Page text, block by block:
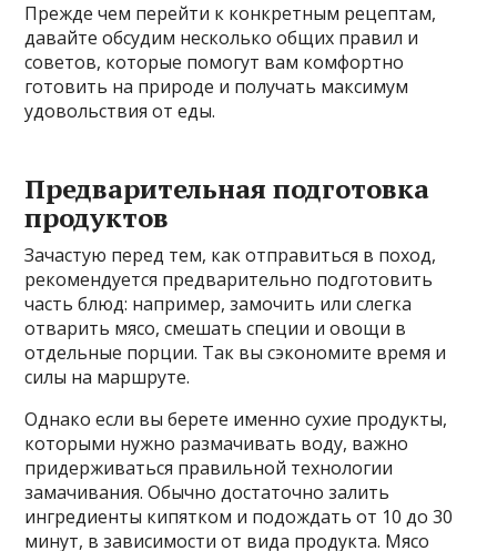
Прежде чем перейти к конкретным рецептам,
давайте обсудим несколько общих правил и
советов, которые помогут вам комфортно
готовить на природе и получать максимум
удовольствия от еды.
Предварительная подготовка
продуктов
Зачастую перед тем, как отправиться в поход,
рекомендуется предварительно подготовить
часть блюд: например, замочить или слегка
отварить мясо, смешать специи и овощи в
отдельные порции. Так вы сэкономите время и
силы на маршруте.
Однако если вы берете именно сухие продукты,
которыми нужно размачивать воду, важно
придерживаться правильной технологии
замачивания. Обычно достаточно залить
ингредиенты кипятком и подождать от 10 до 30
минут, в зависимости от вида продукта. Мясо